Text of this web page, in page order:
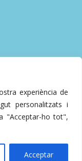
experiència de
personalitzats i
"Acceptar-ho tot",
Acceptar
by